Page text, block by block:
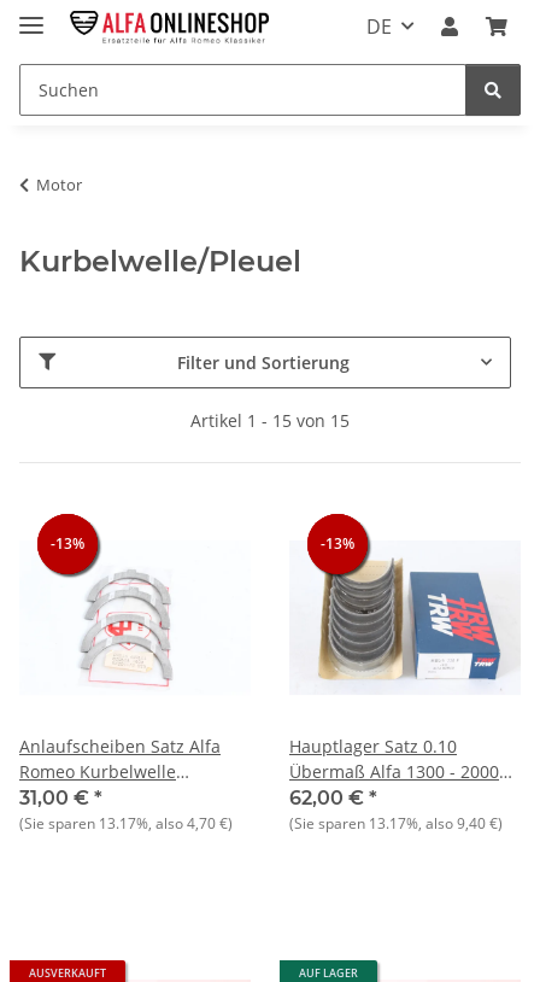
DE
Motor
Kurbelwelle/Pleuel
Filter und Sortierung
Artikel 1 - 15 von 15
-13%
-13%
-13%
Anlaufscheiben Satz Alfa
Romeo Kurbelwelle
Standard - NEU - Original
31,00 € *
(Sie sparen 13.17%, also4,70 €)
-13%
-13%
-13%
Hauptlager Satz 0.10
Übermaß Alfa 1300 - 2000
NOS
62,00 € *
(Sie sparen 13.17%, also9,40 €)
AUSVERKAUFT AUF LAGER